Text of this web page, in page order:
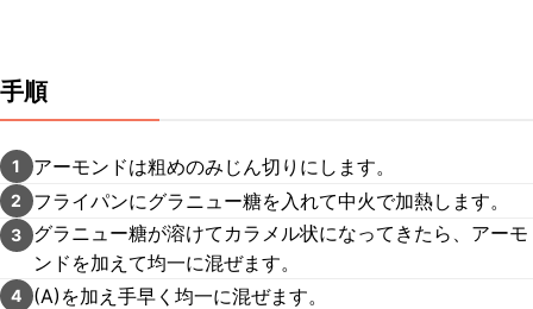
手順
1 アーモンドは粗めのみじん切りにします。
2 フライパンにグラニュー糖を入れて中火で加熱します。
3
グラニュー糖が溶けてカラメル状になってきたら、アーモ
ンドを加えて均一に混ぜます。
4 (A)を加え手早く均一に混ぜます。